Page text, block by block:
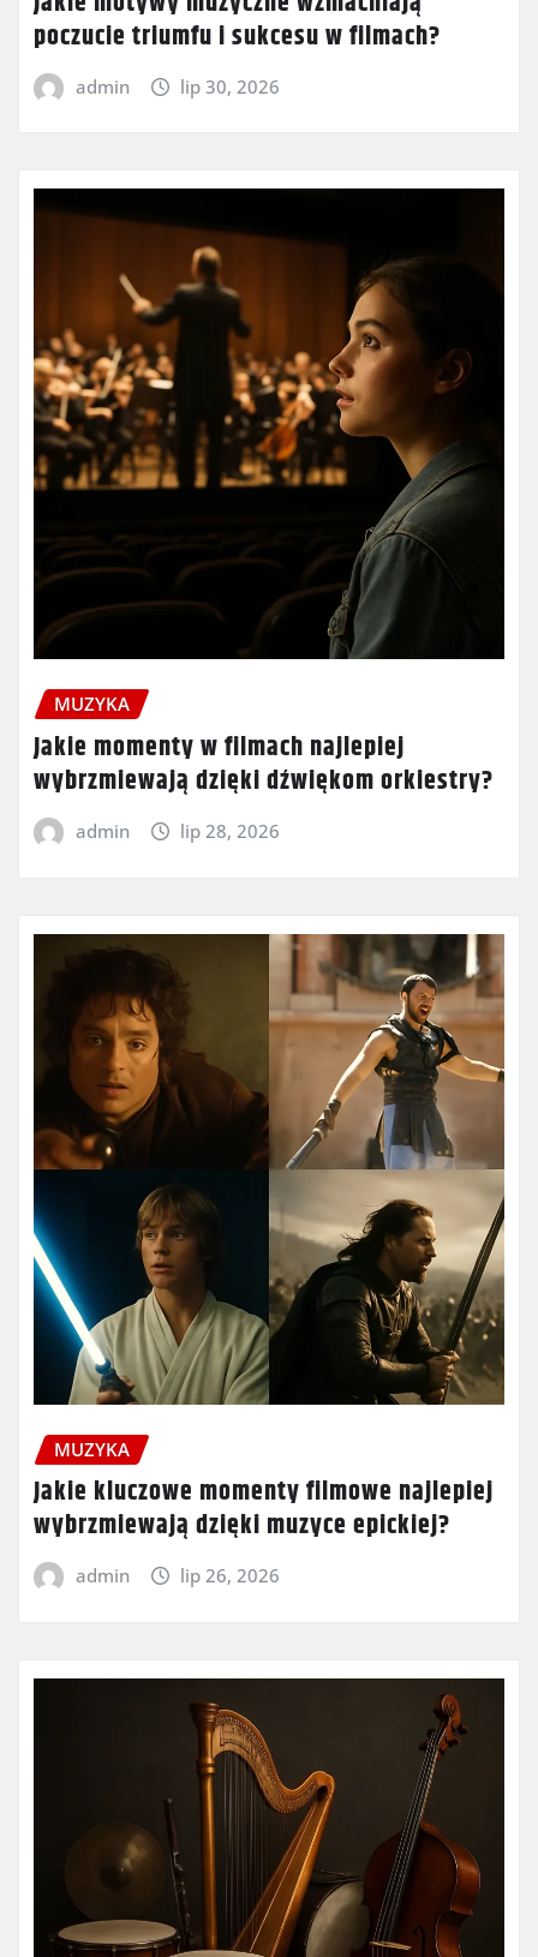
poczucie triumfu i sukcesu w filmach?
admin lip 30, 2026
MUZYKA
Jakie momenty w filmach najlepiej
wybrzmiewają dzięki dźwiękom orkiestry?
admin lip 28, 2026
MUZYKA
Jakie kluczowe momenty filmowe najlepiej
wybrzmiewają dzięki muzyce epickiej?
admin lip 26, 2026